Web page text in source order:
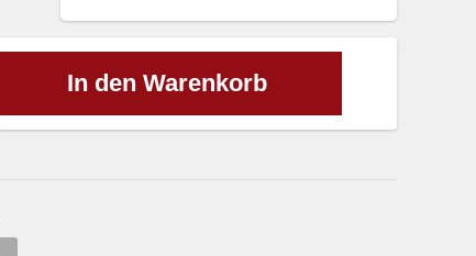
In den Warenkorb